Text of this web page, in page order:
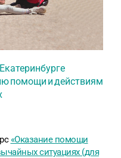
помощи и действиям
«Оказание помощи
ситуациях (для